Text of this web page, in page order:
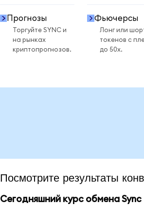
Прогнозы
Торгуйте SYNC и
на рынках
криптопрогнозов.
Фьючерсы
Лонг или
токенов с
до 50x.
Посмотрите результаты
Сегодняшний курс обмена